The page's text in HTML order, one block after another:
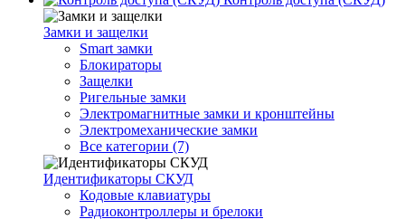
Замки и защелки
Smart замки
Блокираторы
Защелки
Ригельные замки
Электромагнитные замки и кронштейны
Электромеханические замки
Все категории (7)
Идентификаторы СКУД
Кодовые клавиатуры
Радиоконтроллеры и брелоки